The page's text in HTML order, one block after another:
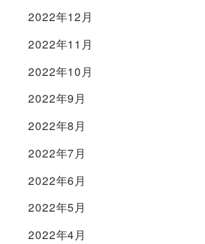
2022年12月
2022年11月
2022年10月
2022年9月
2022年8月
2022年7月
2022年6月
2022年5月
2022年4月